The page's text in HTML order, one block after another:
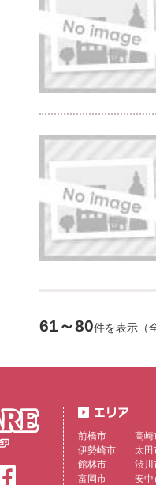
61～80件を表示（
前橋市
高崎
伊勢崎市
太田
館林市
渋川
富岡市
安中